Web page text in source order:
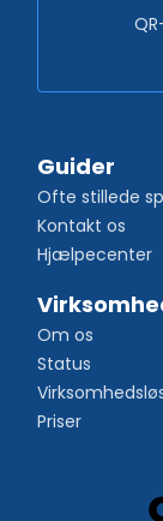
Guider
Ofte stillede
Kontakt os
Hjælpecenter
Om os
Status
Priser